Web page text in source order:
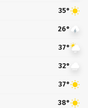
35°
26°
37°
32°
37°
38°